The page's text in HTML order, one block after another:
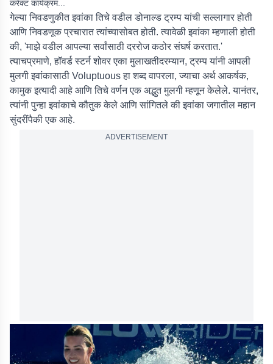
करेक्ट कार्यक्रम...
गेल्या निवडणुकीत इवांका तिचे वडील डोनाल्ड ट्रम्प यांची सल्लागार होती
आणि निवडणूक प्रचारात त्यांच्यासोबत होती. त्यावेळी इवांका म्हणाली होती
की, 'माझे वडील आपल्या सर्वांसाठी दररोज कठोर संघर्ष करतात.'
त्याचप्रमाणे, हॉवर्ड स्टर्न शोवर एका मुलाखतीदरम्यान, ट्रम्प यांनी आपली
मुलगी इवांकासाठी Voluptuous हा शब्द वापरला, ज्याचा अर्थ आकर्षक,
कामुक इत्यादी आहे आणि तिचे वर्णन एक अद्भुत मुलगी म्हणून केलेले. यानंतर,
त्यांनी पुन्हा इवांकाचे कौतुक केले आणि सांगितले की इवांका जगातील महान
सुंदरींपैकी एक आहे.
ADVERTISEMENT